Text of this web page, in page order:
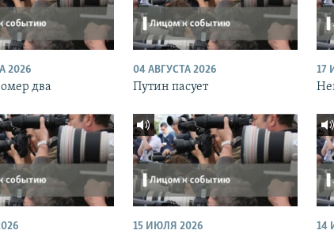
2026
два
04 АВГУСТА 2026
Путин пасует
17
15 ИЮЛЯ 2026 14